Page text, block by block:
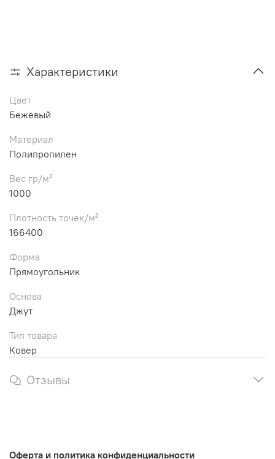
Характеристики
Цвет
Бежевый
Материал
Полипропилен
Вес гр/м²
1000
Плотность точек/м²
166400
Форма
Прямоугольник
Основа
Джут
Тип товара
Ковер
Отзывы
Оферта и политика конфиденциальности